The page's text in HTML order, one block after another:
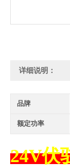
详细说明：
品牌
额定功率
24V伏